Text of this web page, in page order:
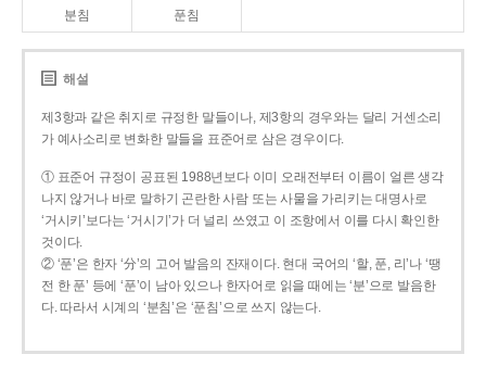
분침 푼침
해설
제3항과 같은 취지로 규정한 말들이나, 제3항의 경우와는 달리 거센소리
가 예사소리로 변화한 말들을 표준어로 삼은 경우이다.
① 표준어 규정이 공표된 1988년보다 이미 오래전부터 이름이 얼른 생각
나지 않거나 바로 말하기 곤란한 사람 또는 사물을 가리키는 대명사로
‘거시키’보다는 ‘거시기’가 더 널리 쓰였고 이 조항에서 이를 다시 확인한
것이다.
② ‘푼’은 한자 ‘分’의 고어 발음의 잔재이다. 현대 국어의 ‘할, 푼, 리’나 ‘땡
전 한 푼’ 등에 ‘푼’이 남아 있으나 한자어로 읽을 때에는 ‘분’으로 발음한
다. 따라서 시계의 ‘분침’은 ‘푼침’으로 쓰지 않는다.